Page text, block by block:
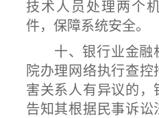
技术人员处理两个
件，保障系统安全。
十、银行业金融
院办理网络执行查控
害关系人有异议的，
告知其根据民事诉